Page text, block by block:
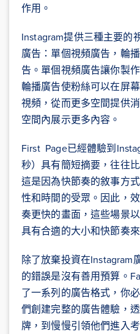
作用。
Instagram提供三種主要的
廣告：單個視頻廣告，輪
告。單個視頻廣告讓你製
輪播廣告使粉絲可以在屏
視頻，從而更多空間提供
空間內展示更多內容。
First Page已經體驗到
秒）具有簡短摘要，往往
這是因為快節奏的敘事方
性和時間的受眾。因此，
奏更快的畫面，這些場景
具有合適的大小和快節奏
除了放棄投資在Instagram
的錯誤是沒有善用預算。
了一系列的廣告格式，你
們創建完整的廣告體驗，
牌，到慢慢引領他們進入